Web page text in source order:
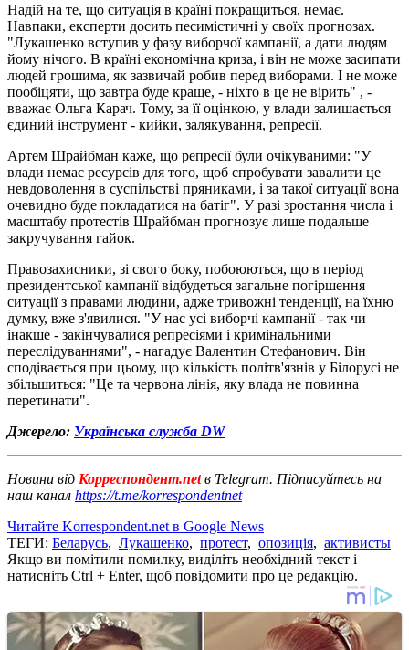
Надій на те, що ситуація в країні покращиться, немає.
Навпаки, експерти досить песимістичні у своїх прогнозах.
"Лукашенко вступив у фазу виборчої кампанії, а дати людям
йому нічого. В країні економічна криза, і він не може засипати
людей грошима, як зазвичай робив перед виборами. І не може
пообіцяти, що завтра буде краще, - ніхто в це не вірить" , -
вважає Ольга Карач. Тому, за її оцінкою, у влади залишається
єдиний інструмент - кийки, залякування, репресії.
Артем Шрайбман каже, що репресії були очікуваними: "У
влади немає ресурсів для того, щоб спробувати завалити це
невдоволення в суспільстві пряниками, і за такої ситуації вона
очевидно буде покладатися на батіг". У разі зростання числа і
масштабу протестів Шрайбман прогнозує лише подальше
закручування гайок.
Правозахисники, зі свого боку, побоюються, що в період
президентської кампанії відбудеться загальне погіршення
ситуації з правами людини, адже тривожні тенденції, на їхню
думку, вже з'явилися. "У нас усі виборчі кампанії - так чи
інакше - закінчувалися репресіями і кримінальними
переслідуваннями", - нагадує Валентин Стефанович. Він
сподівається при цьому, що кількість політв'язнів у Білорусі не
збільшиться: "Це та червона лінія, яку влада не повинна
перетинати".
Джерело: Українська служба DW
Новини від Корреспондент.netв Telegram. Підписуйтесь на
наш канал https://t.me/korrespondentnet
Читайте Korrespondent.net в Google News
ТЕГИ: Беларусь, Лукашенко, протест, опозиція, активисты
Якщо ви помітили помилку, виділіть необхідний текст і
натисніть Ctrl + Enter, щоб повідомити про це редакцію.